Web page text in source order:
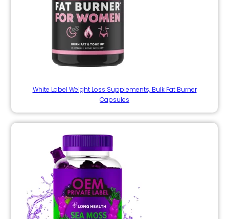
White Label Weight Loss Supplements, Bulk Fat Burner
Capsules